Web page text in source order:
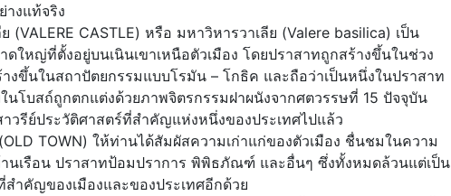
างแท้จริง
(VALERE CASTLE) หรือ มหาวิหารวาเลีย (Valere basilica) เป็น
ใหญ่ที่ตั้งอยู่บนเนินเขาเหนือตัวเมือง โดยปราสาทถูกสร้างขึ้นในช่วง
งขึ้นในสถาปัตยกรรมแบบโรมัน – โกธิค และถือว่าเป็นหนึ่งในปราสาท
นโบสถ์ถูกตกแต่งด้วยภาพจิตรกรรมฝาผนังจากศตวรรษที่ 15 ปัจจุบัน
วรีย์ประวัติศาสตร์ที่สำคัญแห่งหนึ่งของประเทศไปแล้ว
TOWN) ให้ท่านได้สัมผัสความเก่าแก่ของตัวเมือง ชื่นชมในความ
านเรือน ปราสาทป้อมปราการ พิพิธภัณฑ์ และอื่นๆ ซึ่งทั้งหมดล้วนแต่เป็น
ำคัญของเมืองและของประเทศอีกด้วย